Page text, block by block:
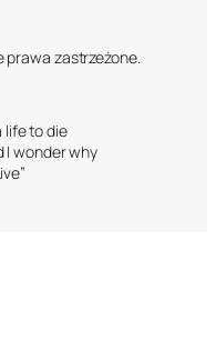
prawa zastrzeżone.
life to die
I wonder why